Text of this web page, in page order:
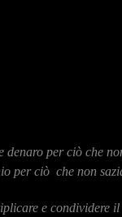
denaro per ciò che
per ciò che non
e condividere